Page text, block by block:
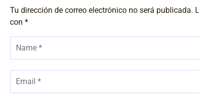
Tu dirección de correo electrónico no será publicada.
con *